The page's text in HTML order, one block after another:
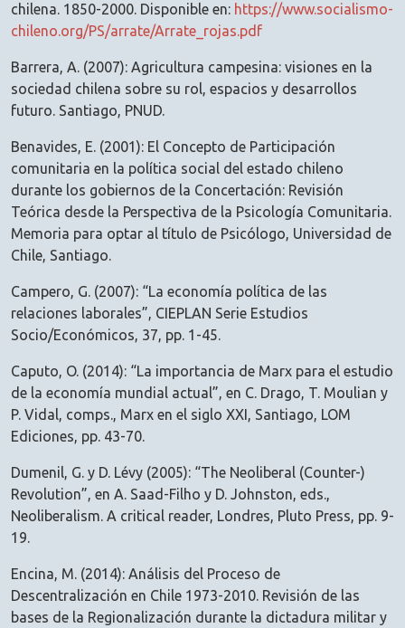
chilena. 1850-2000. Disponible en: https://www.socialismo-
chileno.org/PS/arrate/Arrate_rojas.pdf
Barrera, A. (2007): Agricultura campesina: visiones en la
sociedad chilena sobre su rol, espacios y desarrollos
futuro. Santiago, PNUD.
Benavides, E. (2001): El Concepto de Participación
comunitaria en la política social del estado chileno
durante los gobiernos de la Concertación: Revisión
Teórica desde la Perspectiva de la Psicología Comunitaria.
Memoria para optar al título de Psicólogo, Universidad de
Chile, Santiago.
Campero, G. (2007): “La economía política de las
relaciones laborales”, CIEPLAN Serie Estudios
Socio/Económicos, 37, pp. 1-45.
Caputo, O. (2014): “La importancia de Marx para el estudio
de la economía mundial actual”, en C. Drago, T. Moulian y
P. Vidal, comps., Marx en el siglo XXI, Santiago, LOM
Ediciones, pp. 43-70.
Dumenil, G. y D. Lévy (2005): “The Neoliberal (Counter-)
Revolution”, en A. Saad-Filho y D. Johnston, eds.,
Neoliberalism. A critical reader, Londres, Pluto Press, pp. 9-
19.
Encina, M. (2014): Análisis del Proceso de
Descentralización en Chile 1973-2010. Revisión de las
bases de la Regionalización durante la dictadura militar y